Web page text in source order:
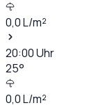
0,0L/m²
20:00Uhr
25°
0,0L/m²